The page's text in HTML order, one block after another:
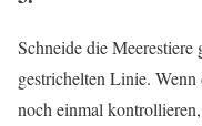
Schneide die Meerestiere
gestrichelten Linie.
noch einmal